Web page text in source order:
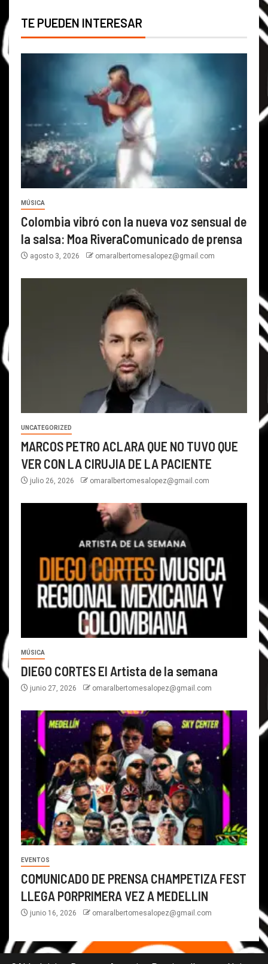
TE PUEDEN INTERESAR
MÚSICA
Colombia vibró con la nueva voz sensual de
la salsa: Moa RiveraComunicado de prensa
agosto 3, 2026 omaralbertomesalopez@gmail.com
UNCATEGORIZED
MARCOS PETRO ACLARA QUE NO TUVO QUE
VER CON LA CIRUJIA DE LA PACIENTE
julio 26, 2026 omaralbertomesalopez@gmail.com
MÚSICA
DIEGO CORTES El Artista de la semana
junio 27, 2026 omaralbertomesalopez@gmail.com
EVENTOS
COMUNICADO DE PRENSA CHAMPETIZA FEST
LLEGA PORPRIMERA VEZ A MEDELLIN
junio 16, 2026 omaralbertomesalopez@gmail.com